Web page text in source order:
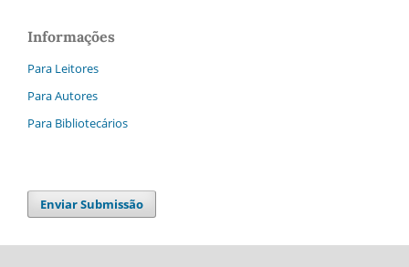
Informações
Para Leitores
Para Autores
Para Bibliotecários
Enviar Submissão